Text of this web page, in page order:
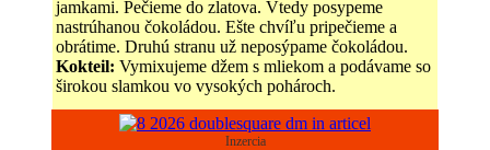
jamkami. Pečieme do zlatova. Vtedy posypeme
nastrúhanou čokoládou. Ešte chvíľu pripečieme a
obrátime. Druhú stranu už neposýpame čokoládou.
Kokteil: Vymixujeme džem s mliekom a podávame so
širokou slamkou vo vysokých pohároch.
Inzercia